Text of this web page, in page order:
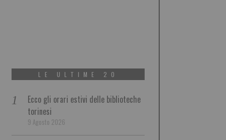
LE ULTIME 20
Ecco gli orari estivi delle biblioteche
torinesi
9 Agosto 2026